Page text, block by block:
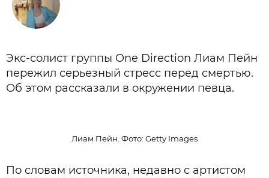
Экс-солист группы One Direction Лиам Пейн
пережил серьезный стресс перед смертью.
Об этом рассказали в окружении певца.
Лиам Пейн. Фото: Getty Images
По словам источника, недавно с артистом